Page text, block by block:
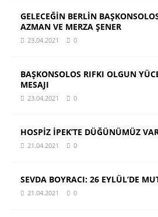
GELECEĞİN BERLİN
AZMAN VE MERZA ŞENER
23.04.2021 0
BAŞKONSOLOS RIFKI OLGUN
MESAJI
23.04.2021 0
HOSPİZ İPEK’TE DÜĞÜNÜMÜZ
21.04.2021 0
SEVDA BOYRACI: 26 EYLÜL’DE
21.04.2021 0